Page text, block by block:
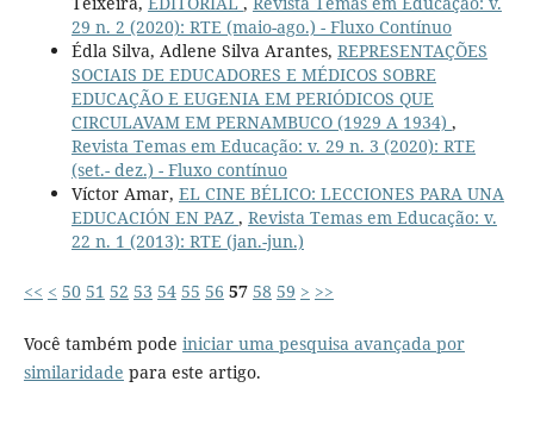
29 n. 2 (2020): RTE (maio-ago.) - Fluxo Contínuo
Édla Silva, Adlene Silva Arantes, REPRESENTAÇÕES
SOCIAIS DE EDUCADORES E MÉDICOS SOBRE
EDUCAÇÃO E EUGENIA EM PERIÓDICOS QUE
CIRCULAVAM EM PERNAMBUCO (1929 A 1934) ,
Revista Temas em Educação: v. 29 n. 3 (2020): RTE
(set.- dez.) - Fluxo contínuo
Víctor Amar, EL CINE BÉLICO: LECCIONES PARA UNA
EDUCACIÓN EN PAZ , Revista Temas em Educação: v.
22 n. 1 (2013): RTE (jan.-jun.)
<< < 50 51 52 53 54 55 56 57 58 59 > >>
Você também pode iniciar uma pesquisa avançada por
similaridade para este artigo.